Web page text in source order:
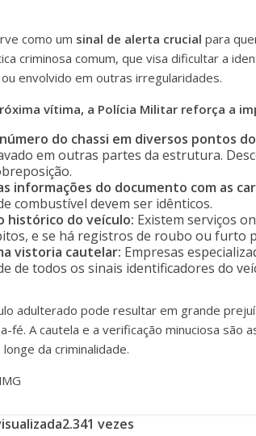
como um sinal de alerta crucial para
criminosa comum, que visa dificultar a
envolvido em outras irregularidades.
vítima, a Polícia Militar reforça a
do chassi em diversos pontos
em outras partes da estrutura.
informações do documento com as
combustível devem ser idênticos.
histórico do veículo: Existem serviços
e se há registros de roubo ou furto
vistoria cautelar: Empresas
de todos os sinais identificadores do
adulterado pode resultar em grande
fé. A cautela e a verificação minuciosa são
da criminalidade.
vezes